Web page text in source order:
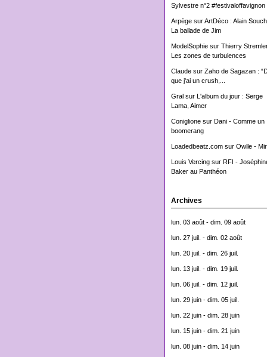
Sylvestre n°2 #festivaloffavignon
ArpègesurArtDéco : Alain
La ballade de Jim
ModelSophiesur Thierry
Les zones de turbulences
Claudesur Zaho de Sagazan :
que j'ai un crush,...
Gralsur L'album du jour : Serge
Lama, Aimer
Coniglionesur Dani - Comme un
boomerang
Loadedbeatz.comsur Owlle -
Louis Vercingsur RFI -
Baker au Panthéon
Archives
lun. 03 août - dim. 09 août
lun. 27 juil. - dim. 02 août
lun. 20 juil. - dim. 26 juil.
lun. 13 juil. - dim. 19 juil.
lun. 06 juil. - dim. 12 juil.
lun. 29 juin - dim. 05 juil.
lun. 22 juin - dim. 28 juin
lun. 15 juin - dim. 21 juin
lun. 08 juin - dim. 14 juin